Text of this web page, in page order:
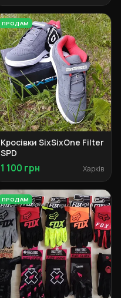
ПРОДАМ
Кросівки SixSixOne Filter
SPD
1 100 грн Харків
ПРОДАМ